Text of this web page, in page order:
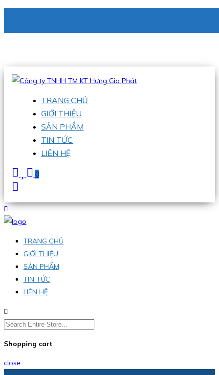
Hotline:0938 336 079
TRANG CHỦ
GIỚI THIỆU
SẢN PHẨM
TIN TỨC
LIÊN HỆ
0
TRANG CHỦ
GIỚI THIỆU
SẢN PHẨM
TIN TỨC
LIÊN HỆ
Shopping cart
close